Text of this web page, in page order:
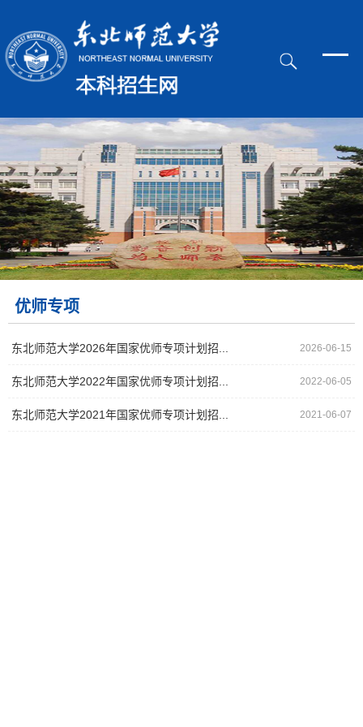
优师专项
东北师范大学2026年国家优师专项计划招... 2026-06-15
东北师范大学2022年国家优师专项计划招... 2022-06-05
东北师范大学2021年国家优师专项计划招... 2021-06-07